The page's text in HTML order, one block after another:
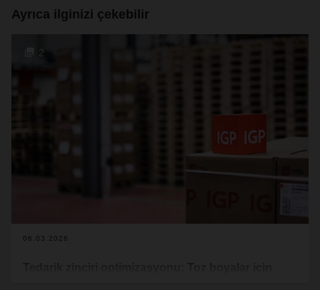
Ayrıca ilginizi çekebilir
2
06.03.2026